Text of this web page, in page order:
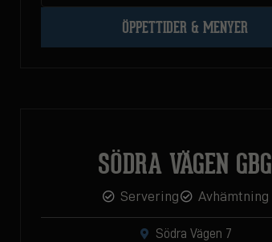
ÖPPETTIDER & MENYER
SÖDRA VÄGEN GBG
Servering Avhämtning
Södra Vägen 7